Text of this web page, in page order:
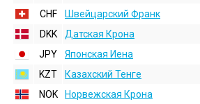
CHF
Швейцарский Франк
DKK
Датская Крона
JPY
Японская Иена
KZT
Казахский Тенге
NOK
Норвежская Крона